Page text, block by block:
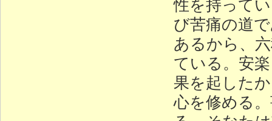
び苦痛の道
あるから、
ている。安
果を起した
心を修める